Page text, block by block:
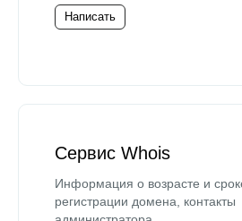
Написать
Сервис Whois
Информация о возрасте и
регистрации домена, контакты